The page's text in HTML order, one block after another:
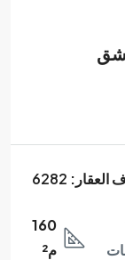
العقار:
160
م²